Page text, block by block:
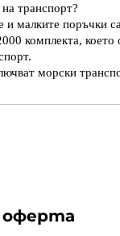
транспорт?
и малките поръчки
комплекта,
морски
оферта